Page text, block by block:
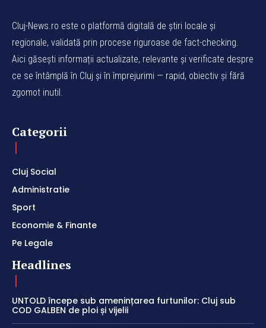
Cluj-News.ro este o platformă digitală de știri locale și
regionale, validată prin procese riguroase de fact-checking.
Aici găsești informații actualizate, relevante și verificate despre
ce se întâmplă în Cluj și în împrejurimi — rapid, obiectiv și fără
zgomot inutil.
Categorii
Cluj Social
Administratie
Sport
Economie & Finante
Pe Legale
Headlines
UNTOLD începe sub amenințarea furtunilor: Cluj sub
COD GALBEN de ploi și vijelii